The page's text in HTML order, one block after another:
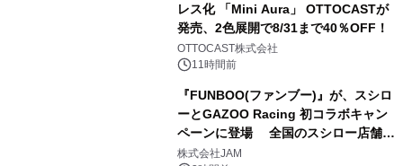
レス化 「Mini Aura」 OTTOCASTが
発売、2色展開で8/31まで40％OFF！
OTTOCAST株式会社
11時間前
『FUNBOO(ファンブー)』が、スシロ
ーとGAZOO Racing 初コラボキャン
ペーンに登場 全国のスシロー店舗で
GR 4車種の FUNBOO(ミニカー)付き
株式会社JAM